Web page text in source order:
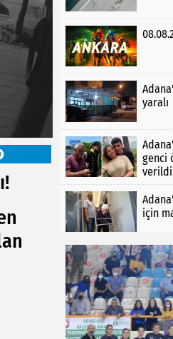
yaralı
genci
verildi
için